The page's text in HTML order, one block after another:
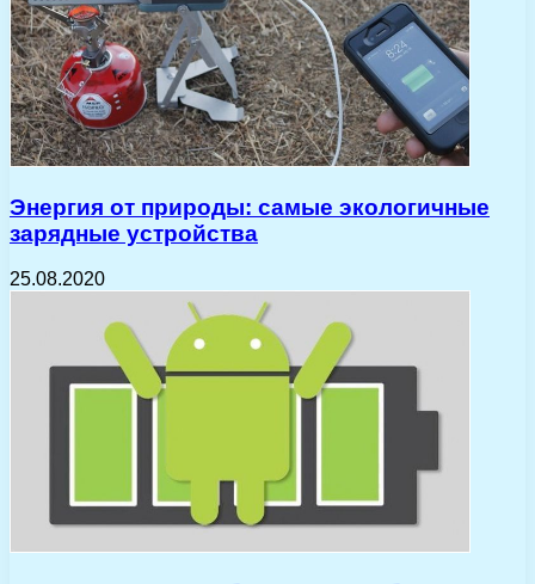
Энергия от природы: самые экологичные
зарядные устройства
25.08.2020